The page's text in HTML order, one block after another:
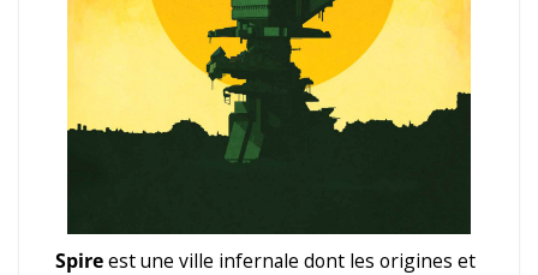
Spireest une ville infernale dont les origines et